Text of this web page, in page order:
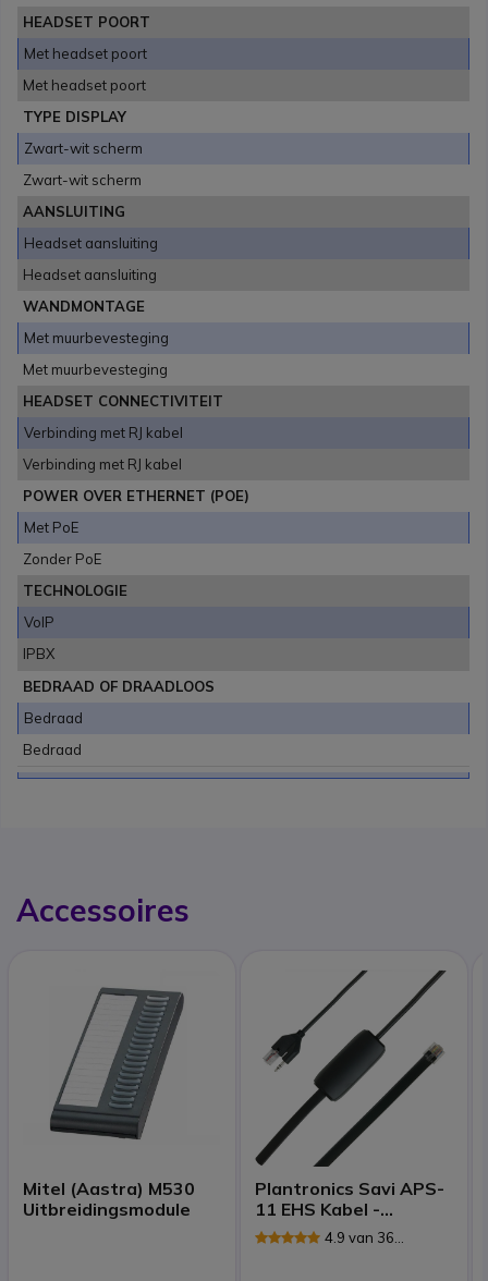
HEADSET POORT
Met headset poort
Met headset poort
TYPE DISPLAY
Zwart-wit scherm
Zwart-wit scherm
AANSLUITING
Headset aansluiting
Headset aansluiting
WANDMONTAGE
Met muurbevesteging
Met muurbevesteging
HEADSET CONNECTIVITEIT
Verbinding met RJ kabel
Verbinding met RJ kabel
POWER OVER ETHERNET (POE)
Met PoE
Zonder PoE
TECHNOLOGIE
VoIP
IPBX
BEDRAAD OF DRAADLOOS
Bedraad
Bedraad
Accessoires
Mitel (Aastra) M530
Uitbreidingsmodule
Plantronics Savi APS-
11 EHS Kabel -
Siemens telefoon
4.9 van 36